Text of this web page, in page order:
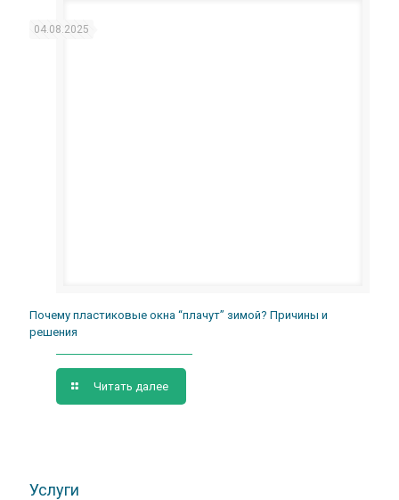
04.08.2025
Почему пластиковые окна “плачут” зимой? Причины и
решения
Читать далее
Услуги